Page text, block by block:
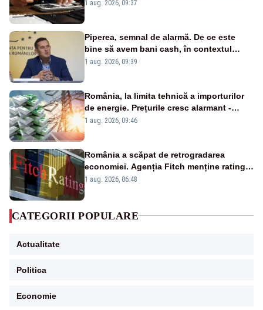
1 aug. 2026, 09:37
Piperea, semnal de alarmă. De ce este
bine să avem bani cash, în contextul
alertei energetice?
1 aug. 2026, 09:39
România, la limita tehnică a importurilor
de energie. Prețurile cresc alarmant -
Analiză Realitatea Plus
1 aug. 2026, 09:46
România a scăpat de retrogradarea
economiei. Agenția Fitch menține ratingul
„BBB-” cu perspectivă negativă
1 aug. 2026, 06:48
CATEGORII POPULARE
Actualitate
Politica
Economie